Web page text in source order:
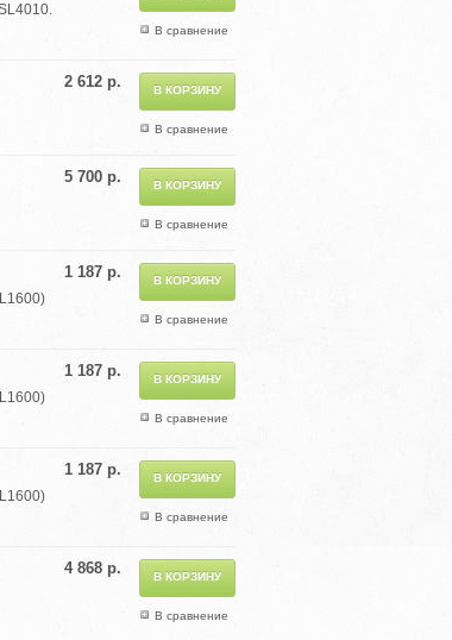
В сравнение
В сравнение
2 612 р.
В сравнение
5 700 р.
В сравнение
1 187 р.
В сравнение
1 187 р.
В сравнение
1 187 р.
В сравнение
4 868 р.